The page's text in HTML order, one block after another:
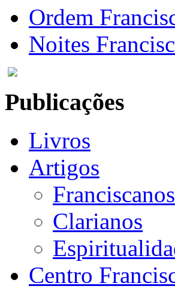
Ordem
Noites
Publicações
Livros
Artigos
Franciscanos
Clarianos
Centro